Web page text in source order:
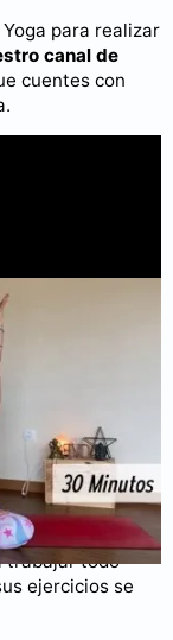
para realizar
canal de
cuentes con
de YouTube
trabajar todo
ejercicios se